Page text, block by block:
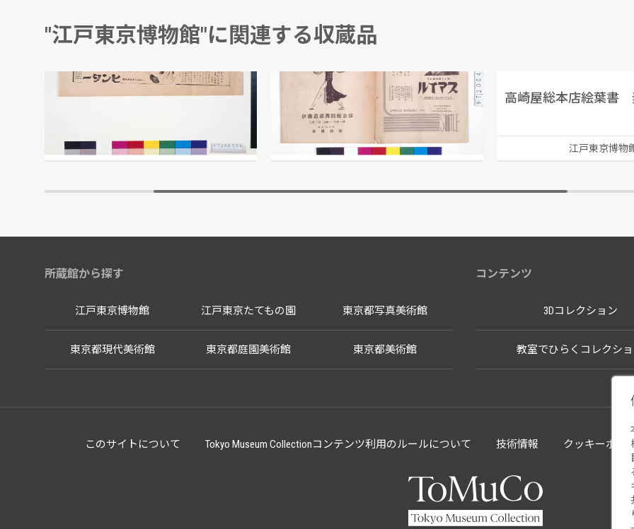
"江戸東京博物館"に関連する収蔵品
「ヒンター」広告
江戸東京博物館
伊藤道郎舞踊団公演プログラム
江戸東京博物館
高崎屋総本店絵葉書
江戸東京博物
所蔵館から探す
江戸東京博物館 江戸東京たてもの園 東京都写真美術館
東京都現代美術館 東京都庭園美術館 東京都美術館
コンテンツ
3Dコレクション
教室でひらくコレクシ
このサイトについて Tokyo Museum Collectionコンテンツ利用のルールについて 技術情報 クッキーポリ